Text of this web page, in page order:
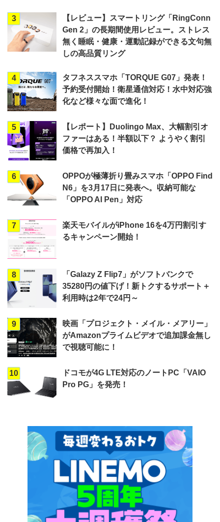
3
【レビュー】スマートリング「RingConn
Gen 2」の長期間使用レビュー。ストレス
無く睡眠・健康・運動記録ができる文句無
しの高品質リング
4
タフネススマホ「TORQUE G07」発表！
予約受付開始！衛星通信対応！水中対応強
化など様々な面で進化！
5
【レポート】Duolingo Max、大幅割引オ
ファーはある！半額以下？ ようやく割引
価格で再加入！
6
OPPOが極薄折り畳みスマホ「OPPO Find
N6」を3月17日に発表へ。収納可能な
「OPPO AI Pen」対応
7
楽天モバイルがiPhone 16を4万円割引す
るキャンペーン開始！
8
「Galazy Z Flip7」がソフトバンクで
35280円の値下げ！新トクするサポート＋
利用時は2年で24円～
9
映画「プロジェクト・メイル・メアリー」
がAmazonプライムビデオで追加課金無し
で視聴可能に！
10
ドコモが4G LTE対応のノートPC「VAIO
Pro PG」を発売！